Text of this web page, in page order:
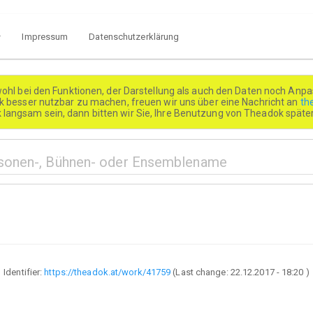
Impressum Datenschutzerklärung
bei den Funktionen, der Darstellung als auch den Daten noch
besser nutzbar zu machen, freuen wir uns über eine Nachricht an
sein, dann bitten wir Sie, Ihre Benutzung von Theadok
Identifier:https://theadok.at/work/41759 (Last change: 22.12.2017 - 18:20 )